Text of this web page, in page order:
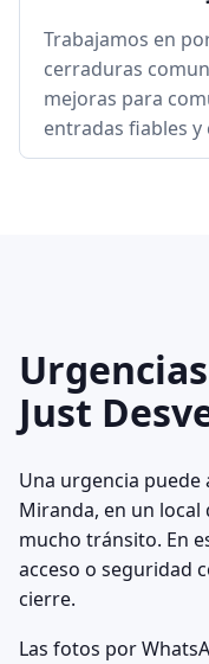
Trabajamos en
cerraduras
mejoras para
entradas fiables
Just
Una urgencia puede
Miranda, en un
mucho tránsito. En
acceso o seguridad
cierre.
Las fotos por